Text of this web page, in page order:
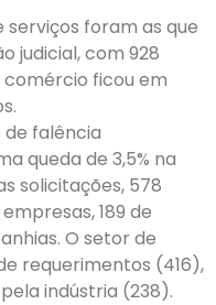
foram as que
judicial, com 928
comércio ficou em
de falência
queda de 3,5% na
solicitações, 578
189 de
O setor de
requerimentos (416),
indústria (238).